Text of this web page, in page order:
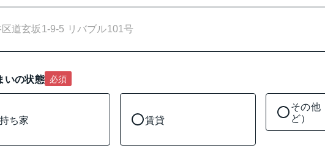
いの状態 必須
持ち家 賃貸
その他
ど）